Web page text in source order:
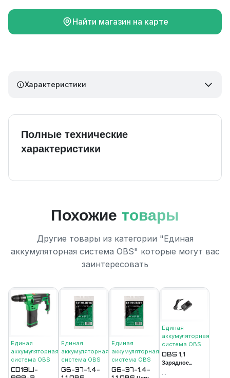
Найти магазин на карте
Характеристики
Полные технические
характеристики
Похожие товары
Другие товары из категории "Единая
аккумуляторная система ОВS" которые могут вас
заинтересовать
Единая
аккумуляторная
система ОВS
CD18Li-
Единая
аккумуляторная
система ОВS
G6-37-1.4-
Единая
аккумуляторная
система ОВS
G6-37-1.4-
Единая
аккумуляторная
система ОВS
OBS 1,1
Зарядное
...